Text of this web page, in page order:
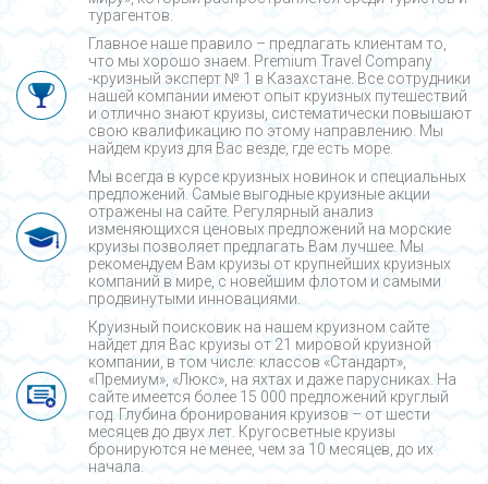
турагентов.
Главное наше правило – предлагать клиентам то,
что мы хорошо знаем. Premium Travel Company
-круизный эксперт № 1 в Казахстане. Все сотрудники
нашей компании имеют опыт круизных путешествий
и отлично знают круизы, систематически повышают
свою квалификацию по этому направлению. Мы
найдем круиз для Вас везде, где есть море.
Мы всегда в курсе круизных новинок и специальных
предложений. Самые выгодные круизные акции
отражены на сайте. Регулярный анализ
изменяющихся ценовых предложений на морские
круизы позволяет предлагать Вам лучшее. Мы
рекомендуем Вам круизы от крупнейших круизных
компаний в мире, с новейшим флотом и самыми
продвинутыми инновациями.
Круизный поисковик на нашем круизном сайте
найдет для Вас круизы от 21 мировой круизной
компании, в том числе: классов «Стандарт»,
«Премиум», «Люкс», на яхтах и даже парусниках. На
сайте имеется более 15 000 предложений круглый
год. Глубина бронирования круизов – от шести
месяцев до двух лет. Кругосветные круизы
бронируются не менее, чем за 10 месяцев, до их
начала.